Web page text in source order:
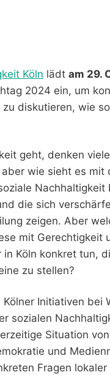
Köln lädt am 29.
2024 ein, um
diskutieren, wie
geht, denken
wie sieht es mit
die sich
zeigen. Aber
mit Gerechtigkeit
Köln konkret tun,
zu stellen?
Initiativen bei
sozialen
Situation
und
Fragen